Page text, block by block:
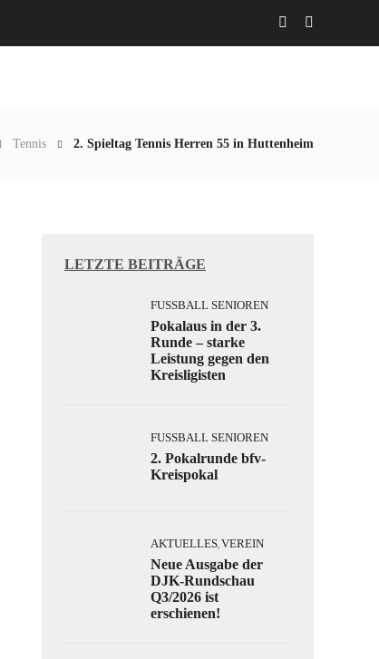
Tennis 2. Spieltag Tennis Herren 55 in Huttenheim
LETZTE BEITRÄGE
FUSSBALL SENIOREN
Pokalaus in der 3.
Runde – starke
Leistung gegen den
Kreisligisten
FUSSBALL SENIOREN
2. Pokalrunde bfv-
Kreispokal
AKTUELLES, VEREIN
Neue Ausgabe der
DJK-Rundschau
Q3/2026 ist
erschienen!